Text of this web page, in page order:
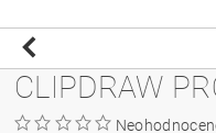
CLIPDRAW